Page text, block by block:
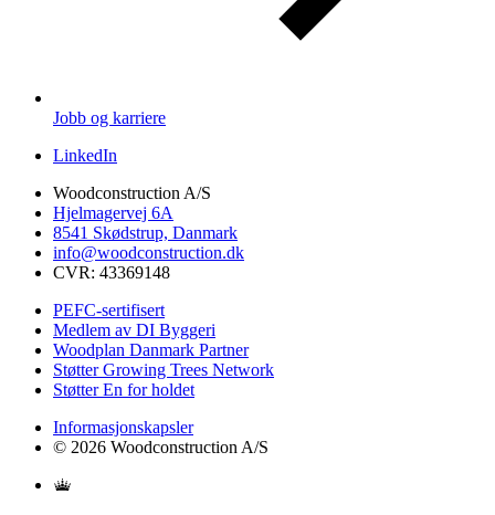
Jobb og karriere
LinkedIn
Woodconstruction A/S
Hjelmagervej 6A
8541 Skødstrup, Danmark
info@woodconstruction.dk
CVR: 43369148
PEFC-sertifisert
Medlem av DI Byggeri
Woodplan Danmark Partner
Støtter Growing Trees Network
Støtter En for holdet
Informasjonskapsler
© 2026 Woodconstruction A/S